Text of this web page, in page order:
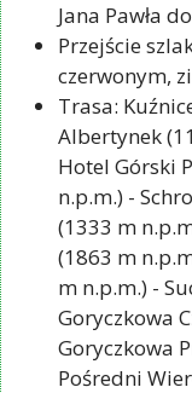
Jana Pawła
Przejście
czerwonym,
Trasa:
Albertynek
Hotel Górski
n.p.m.) -
(1333 m
(1863 m
m n.p.m.) -
Goryczkowa
Goryczkowa
Pośredni